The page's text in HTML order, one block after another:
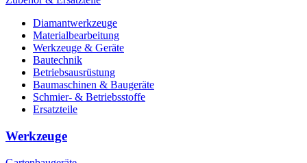
Diamantwerkzeuge
Materialbearbeitung
Werkzeuge & Geräte
Bautechnik
Betriebsausrüstung
Baumaschinen & Baugeräte
Schmier- & Betriebsstoffe
Ersatzteile
Werkzeuge